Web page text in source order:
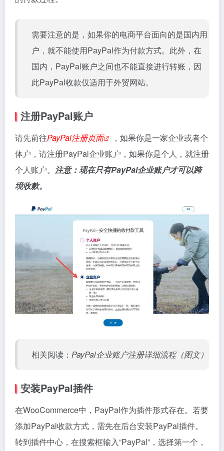
需要注意的是，如果你的电商平台面向的是国内用
户，就不能使用PayPal作为付款方式。此外，在
国内，PayPal账户之间也不能直接进行转账，因
此PayPal收款仅适用于外贸网站。
注册PayPal账户
请先前往PayPal注册页面
，如果你是一家企业或者个
体户，请注册PayPal企业账户，如果你是个人，就注册
个人账户。 注意：现在只有PayPal企业账户才可以跨
境收款。
相关阅读： PayPal企业账户注册详细流程（图文）
安装PayPal插件
在WooCommerce中，PayPal作为插件形式存在。若要
添加PayPal收款方式，需先在后台安装PayPal插件。
转到插件中心，在搜索框输入“PayPal”，选择第一个，